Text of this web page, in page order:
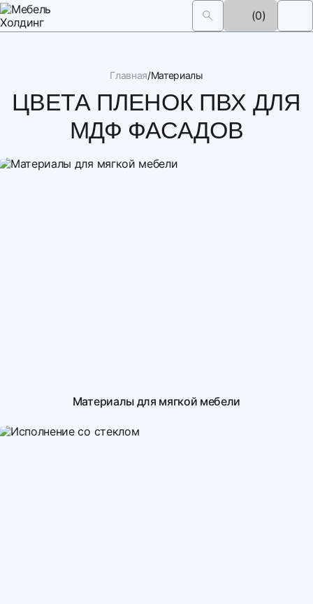
(0)
Главная Материалы
ЦВЕТА ПЛЕНОК ПВХ ДЛЯ
МДФ ФАСАДОВ
Материалы для мягкой мебели